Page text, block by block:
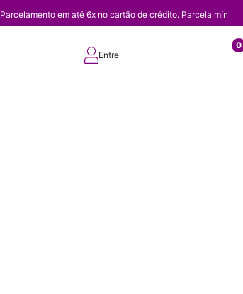
Parcelamento em até 6x no cartão de crédito. Parcela
Entre
0